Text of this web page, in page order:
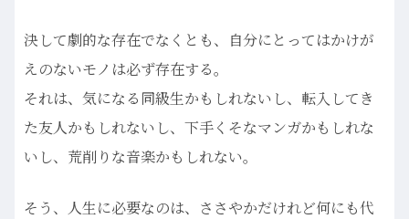
決して劇的な存在でなくとも、自分にとってはかけが
えのないモノは必ず存在する。
それは、気になる同級生かもしれないし、転入してき
た友人かもしれないし、下手くそなマンガかもしれな
いし、荒削りな音楽かもしれない。
そう、人生に必要なのは、ささやかだけれど何にも代